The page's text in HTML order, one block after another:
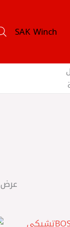
SAK Winch
عرض 1–12 من أصل 90 نتيجة